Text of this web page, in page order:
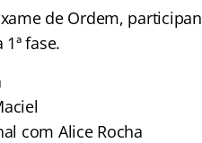
de Ordem,
fase.
com Alice Rocha